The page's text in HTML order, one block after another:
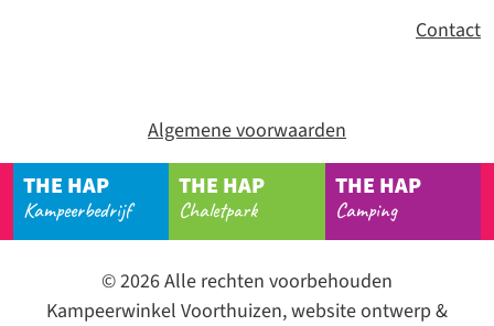
Contact
Algemene voorwaarden
THE HAP
Kampeerbedrijf
THE HAP
Chaletpark
THE HAP
Camping
© 2026 Alle rechten voorbehouden
Kampeerwinkel Voorthuizen, website ontwerp &